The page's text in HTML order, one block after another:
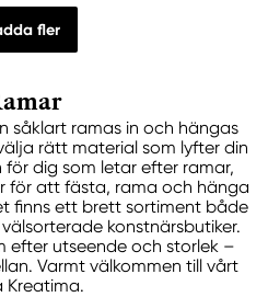
fler
såklart ramas in och hängas
rätt material som lyfter din
dig som letar efter ramar,
för att fästa, rama och hänga
finns ett brett sortiment både
konstnärsbutiker.
efter utseende och storlek –
Varmt välkommen till vårt
Kreatima.